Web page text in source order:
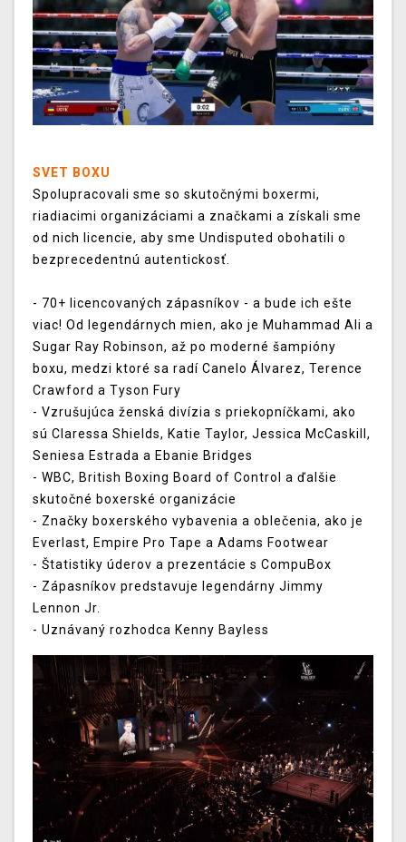
SVET BOXU
Spolupracovali sme so skutočnými boxermi,
riadiacimi organizáciami a značkami a získali sme
od nich licencie, aby sme Undisputed obohatili o
bezprecedentnú autentickosť.
- 70+ licencovaných zápasníkov - a bude ich ešte
viac! Od legendárnych mien, ako je Muhammad Ali a
Sugar Ray Robinson, až po moderné šampióny
boxu, medzi ktoré sa radí Canelo Álvarez, Terence
Crawford a Tyson Fury
- Vzrušujúca ženská divízia s priekopníčkami, ako
sú Claressa Shields, Katie Taylor, Jessica McCaskill,
Seniesa Estrada a Ebanie Bridges
- WBC, British Boxing Board of Control a ďalšie
skutočné boxerské organizácie
- Značky boxerského vybavenia a oblečenia, ako je
Everlast, Empire Pro Tape a Adams Footwear
- Štatistiky úderov a prezentácie s CompuBox
- Zápasníkov predstavuje legendárny Jimmy
Lennon Jr.
- Uznávaný rozhodca Kenny Bayless